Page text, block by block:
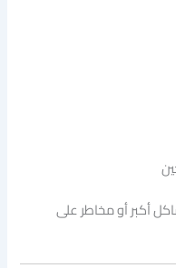
أكبر أو مخاطر على